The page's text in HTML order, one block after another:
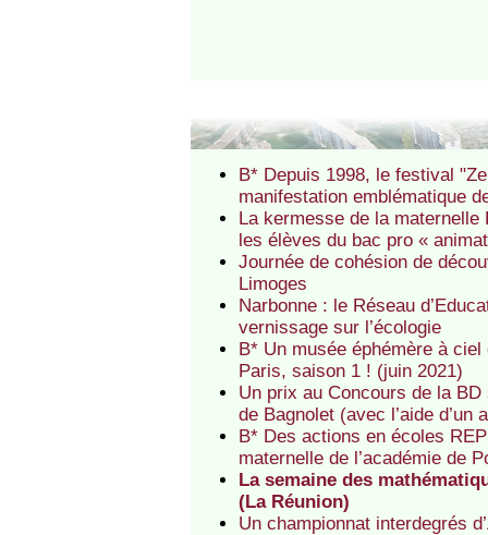
B* Depuis 1998, le festival
manifestation emblématique
La kermesse de la
les élèves du bac pro «
Journée de cohésion de
Limoges
Narbonne : le Réseau
vernissage sur l’écologie
B* Un musée éphémère à
Paris, saison 1 ! (juin 2021)
Un prix au Concours de la BD
de Bagnolet (avec l’aide d’un
B* Des actions en écoles
maternelle de l’académie de
La semaine des
(La Réunion)
Un championnat interdegrés